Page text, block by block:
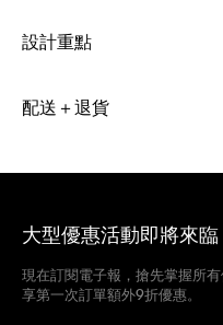
設計重點
配送＋退貨
大型優惠活動即將來臨
現在訂閱電子報，搶先掌握所
享第一次訂單額外9折優惠。